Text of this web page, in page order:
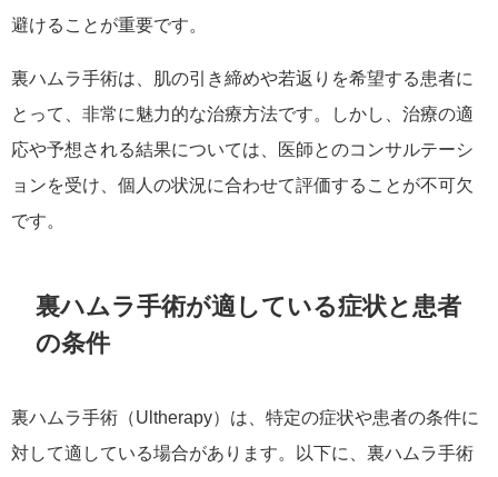
避けることが重要です。
裏ハムラ手術は、肌の引き締めや若返りを希望する患者に
とって、非常に魅力的な治療方法です。しかし、治療の適
応や予想される結果については、医師とのコンサルテーシ
ョンを受け、個人の状況に合わせて評価することが不可欠
です。
裏ハムラ手術が適している症状と患者
の条件
裏ハムラ手術（Ultherapy）は、特定の症状や患者の条件に
対して適している場合があります。以下に、裏ハムラ手術